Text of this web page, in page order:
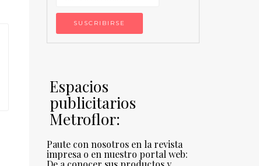
Espacios
publicitarios
Metroflor:
Paute con nosotros en la revista
impresa o en nuestro portal web: